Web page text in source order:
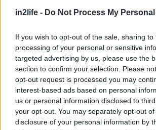
in2life - Do Not Process My
If you wish to opt-out of the sale, sharing
processing of your personal or sensitive
targeted advertising by us, please use the
section to confirm your selection. Please
opt-out request is processed you may
interest-based ads based on personal
us or personal information disclosed to
your opt-out. You may separately opt-out
disclosure of your personal information by
ευκαιρία, το μοναδικό στην
το ψωμί.
ΣτηΒελίτσα, αλλιώς γνωστή και
για να περπατήσεις το αισθητικό
το λέει η καρδούλα σου να
σου στη διαδρομή που ξεκινά από
καταλήγει στην ψηλότερη κορυφή